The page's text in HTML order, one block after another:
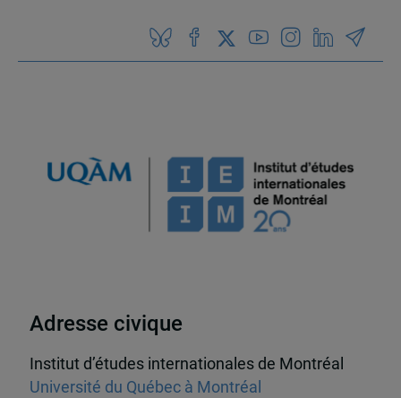
Adresse civique
Institut d’études internationales de Montréal
Université du Québec à Montréal